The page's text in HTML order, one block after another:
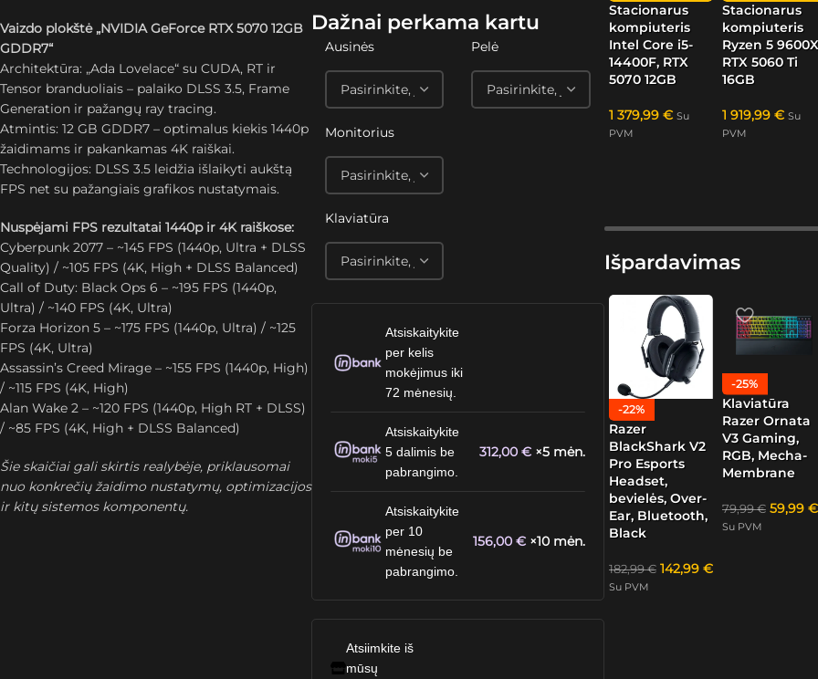
Vaizdo plokštė „NVIDIA GeForce RTX 5070 12GB
GDDR7“
Architektūra: „Ada Lovelace“ su CUDA, RT ir
Tensor branduoliais – palaiko DLSS 3.5, Frame
Generation ir pažangų ray tracing.
Atmintis: 12 GB GDDR7 – optimalus kiekis 1440p
žaidimams ir pakankamas 4K raiškai.
Technologijos: DLSS 3.5 leidžia išlaikyti aukštą
FPS net su pažangiais grafikos nustatymais.
Nuspėjami FPS rezultatai 1440p ir 4K raiškose:
Cyberpunk 2077 – ~145 FPS (1440p, Ultra + DLSS
Quality) / ~105 FPS (4K, High + DLSS Balanced)
Call of Duty: Black Ops 6 – ~195 FPS (1440p,
Ultra) / ~140 FPS (4K, Ultra)
Forza Horizon 5 – ~175 FPS (1440p, Ultra) / ~125
FPS (4K, Ultra)
Assassin’s Creed Mirage – ~155 FPS (1440p, High)
/ ~115 FPS (4K, High)
Alan Wake 2 – ~120 FPS (1440p, High RT + DLSS)
/ ~85 FPS (4K, High + DLSS Balanced)
Šie skaičiai gali skirtis realybėje, priklausomai
nuo konkrečių žaidimo nustatymų, optimizacijos
ir kitų sistemos komponentų.
Dažnai perkama kartu
Ausinės Pelė
Monitorius
Klaviatūra
Atsiskaitykite
per kelis
mokėjimus iki
72 mėnesių.
Atsiskaitykite
5 dalimis be
pabrangimo.
312,00 € ×5 mėn.
Atsiskaitykite
per 10
mėnesių be
pabrangimo.
156,00 € ×10 mėn.
Atsiimkite iš
mūsų
Stacionarus
kompiuteris
Intel Core i5-
14400F, RTX
5070 12GB
1 379,99 € Su
PVM
Stacionarus
kompiuteris
Ryzen 5
RTX 5060 Ti
16GB
1 919,99 € Su
PVM
Išpardavimas
-22%
Razer
BlackShark V2
Pro Esports
Headset,
bevielės, Over-
Ear, Bluetooth,
Black
182,99€ 142,99 €
Su PVM
-25%
Klaviatūra
Razer Ornata
V3 Gaming,
RGB, Mecha-
Membrane
79,99€ 59,99 €
Su PVM